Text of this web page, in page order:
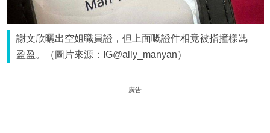
謝文欣曬出空姐職員證，但上面嘅證件相竟被指撞樣馮
盈盈。（圖片來源：IG@ally_manyan）
廣告